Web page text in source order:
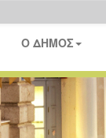
Ο ΔΗΜΟΣ